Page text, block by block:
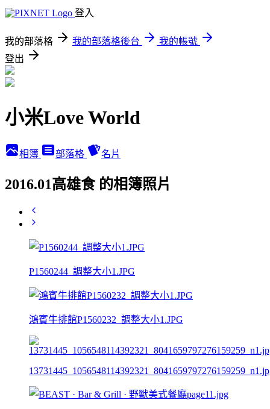
登入
我的部落格 我的部落格後台
我的帳號
登出
小米Love World
相簿 部落格 名片
2016.01高雄食 的相簿照片
P1560244_調整大小1.JPG
鴻賓牛排館P1560232_調整大小1.JPG